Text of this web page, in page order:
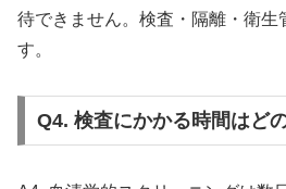
待できません。検査・隔離・衛生
す。
Q4. 検査にかかる時間はど